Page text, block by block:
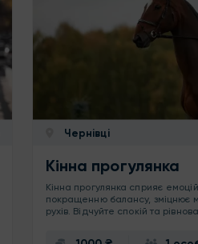
Чернівці
Кінна прогулянка
Кінна прогулянка сприяє
покращенню балансу, зміцнює
рухів. Відчуйте спокій та